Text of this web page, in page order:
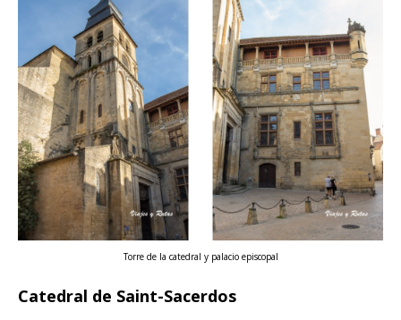
Torre de la catedral y palacio episcopal
Catedral de Saint-Sacerdos